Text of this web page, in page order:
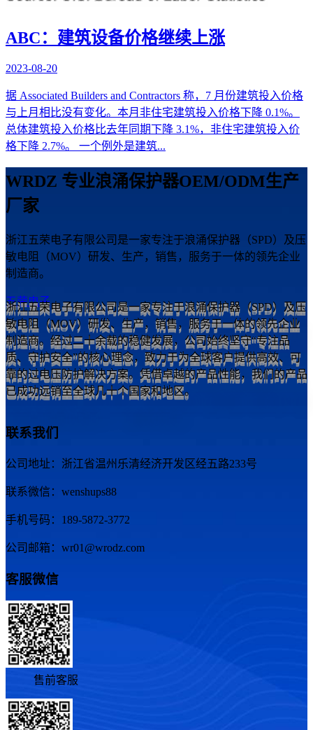
ABC：建筑设备价格继续上涨
2023-08-20
据 Associated Builders and Contractors 称，7 月份建筑投入价格
与上月相比没有变化。本月非住宅建筑投入价格下降 0.1%。
总体建筑投入价格比去年同期下降 3.1%，非住宅建筑投入价
格下降 2.7%。 一个例外是建筑...
WRDZ 专业浪涌保护器OEM/ODM生产
厂家
浙江五荣电子有限公司是一家专注于浪涌保护器（SPD）及压
敏电阻（MOV）研发、生产，销售，服务于一体的领先企业
制造商。
五荣电子
浙江五荣电子有限公司是一家专注于浪涌保护器（SPD）及压
敏电阻（MOV）研发、生产，销售，服务于一体的领先企业
制造商。经过二十余载的稳健发展，公司始终坚守“专注品
质、守护安全”的核心理念，致力于为全球客户提供高效、可
靠的过电压防护解决方案。凭借卓越的产品性能，我们的产品
已成功远销至全球几十个国家和地区。
联系我们
公司地址：浙江省温州乐清经济开发区经五路233号
联系微信：wenshups88
手机号码：189-5872-3772
公司邮箱：wr01@wrodz.com
客服微信
售前客服